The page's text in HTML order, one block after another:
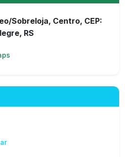
Sobreloja, Centro, CEP:
RS